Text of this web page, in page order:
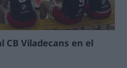
CB Viladecans en el